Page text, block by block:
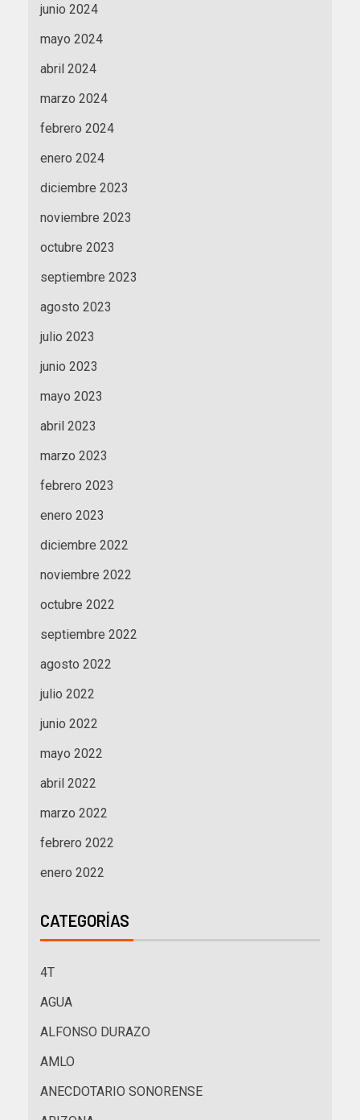
junio 2024
mayo 2024
abril 2024
marzo 2024
febrero 2024
enero 2024
diciembre 2023
noviembre 2023
octubre 2023
septiembre 2023
agosto 2023
julio 2023
junio 2023
mayo 2023
abril 2023
marzo 2023
febrero 2023
enero 2023
diciembre 2022
noviembre 2022
octubre 2022
septiembre 2022
agosto 2022
julio 2022
junio 2022
mayo 2022
abril 2022
marzo 2022
febrero 2022
enero 2022
CATEGORÍAS
4T
AGUA
ALFONSO DURAZO
AMLO
ANECDOTARIO SONORENSE